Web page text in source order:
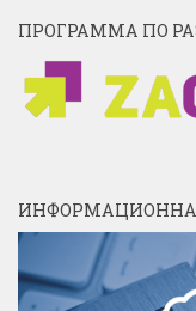
ПРОГРАММА ПО